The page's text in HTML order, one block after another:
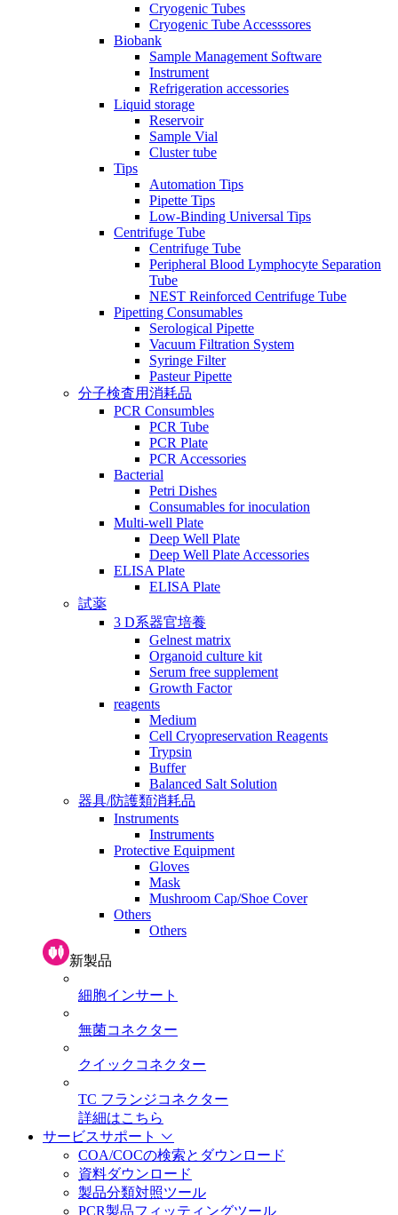
Cryogenic Tubes
Cryogenic Tube Accesssores
Biobank
Sample Management Software
Instrument
Refrigeration accessories
Liquid storage
Reservoir
Sample Vial
Cluster tube
Tips
Automation Tips
Pipette Tips
Low-Binding Universal Tips
Centrifuge Tube
Centrifuge Tube
Peripheral Blood Lymphocyte Separation
Tube
NEST Reinforced Centrifuge Tube
Pipetting Consumables
Serological Pipette
Vacuum Filtration System
Syringe Filter
Pasteur Pipette
分子検査用消耗品
PCR Consumbles
PCR Tube
PCR Plate
PCR Accessories
Bacterial
Petri Dishes
Consumables for inoculation
Multi-well Plate
Deep Well Plate
Deep Well Plate Accessories
ELISA Plate
ELISA Plate
試薬
3 D系器官培養
Gelnest matrix
Organoid culture kit
Serum free supplement
Growth Factor
reagents
Medium
Cell Cryopreservation Reagents
Trypsin
Buffer
Balanced Salt Solution
器具/防護類消耗品
Instruments
Instruments
Protective Equipment
Gloves
Mask
Mushroom Cap/Shoe Cover
Others
Others
新製品
細胞インサート
無菌コネクター
クイックコネクター
TC フランジコネクター
詳細はこちら
サービスサポート
COA/COCの検索とダウンロード
資料ダウンロード
製品分類対照ツール
PCR製品フィッティングツール